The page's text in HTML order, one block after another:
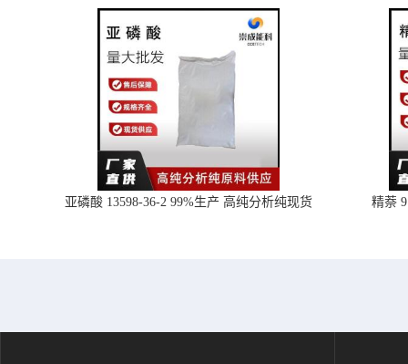
亚磷酸 13598-36-2 99%生产 高纯分析纯现货 精萘